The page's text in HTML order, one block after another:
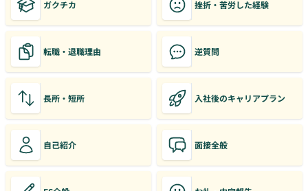
ガクチカ 挫折・苦労した経験
転職・退職理由 逆質問
長所・短所 入社後のキャリアプラン
自己紹介 面接全般